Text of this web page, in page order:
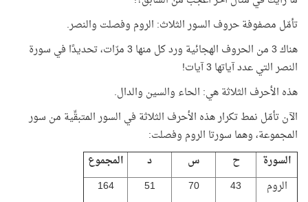
تأمّل مصفوفة حروف السور الثلاث: الروم وفصلت والنصر.
هناك 3 من الحروف الهجائية ورد كل منها 3 مرّات، تحديدًا في سورة
النصر التي عدد آياتها 3 آيات!
هذه الأحرف الثلاثة هي: الحاء والسين والدال.
الآن تأمّل نمط تكرار هذه الأحرف الثلاثة في السور المتبقِّية من سور
المجموعة، وهما سورتا الروم وفصلت:
السورة
ح س د
المجموع
الروم
43
70
51
164